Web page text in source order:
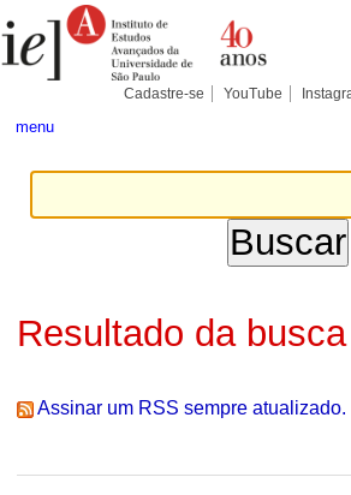
para
conteúdo.
Pessoais
Cadastre-se YouTube
menu
Resultado da busca
Assinar um RSS sempre atualizado.